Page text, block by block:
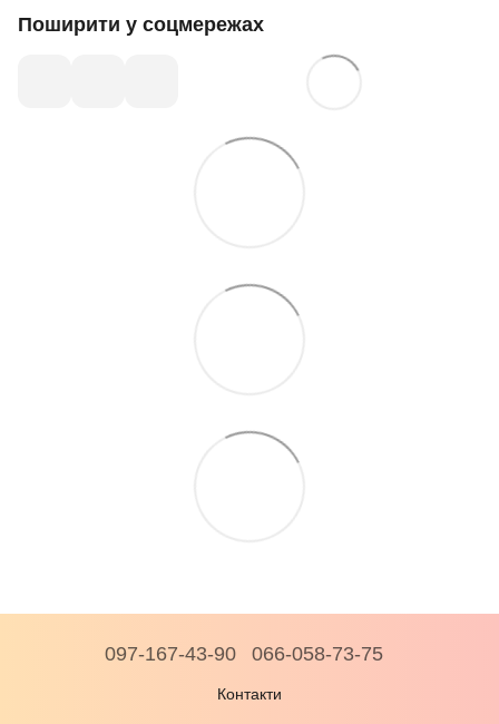
Поширити у соцмережах
097-167-43-90 066-058-73-75
Контакти